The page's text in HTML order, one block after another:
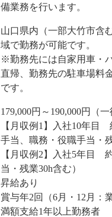
備業務を行います。
山口県内（一部大竹市含
域で勤務が可能です。
※勤務先には自家用車・
直帰、勤務先の駐車場料
です。
179,000円～190,000円（一
【月収例1】入社10年目
手当、職務・役職手当・
【月収例2】入社5年目
当・残業30h含む）
昇給あり
賞与年2回（6月・12月
満額⽀給1年以上勤務者